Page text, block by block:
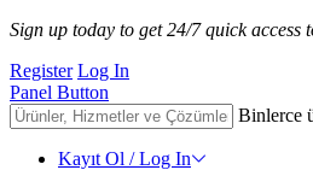
Sign up today to get 24/7 quick
Register Log In
Panel Button
Binlerce
Kayıt Ol / Log In